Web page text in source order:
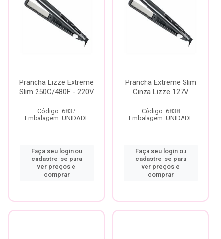
Prancha Lizze Extreme
Slim 250C/480F - 220V
Código: 6837
Embalagem: UNIDADE
Faça seu login ou
cadastre-se para
ver preços e
comprar
Prancha Extreme Slim
Cinza Lizze 127V
Código: 6838
Embalagem: UNIDADE
Faça seu login ou
cadastre-se para
ver preços e
comprar